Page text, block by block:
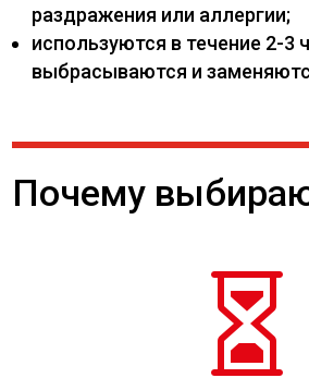
раздражения или аллергии;
используются в течение 2-3
выбрасываются и
Почему
